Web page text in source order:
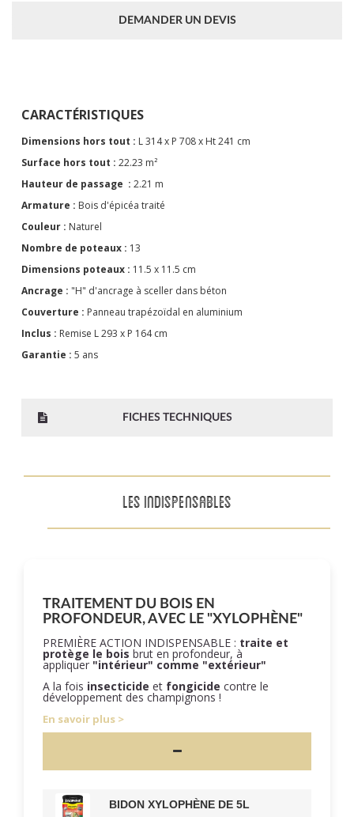
DEMANDER UN DEVIS
CARACTÉRISTIQUES
Dimensions hors tout : L 314 x P 708 x Ht 241 cm
Surface hors tout : 22.23 m²
Hauteur de passage : 2.21 m
Armature : Bois d'épicéa traité
Couleur : Naturel
Nombre de poteaux : 13
Dimensions poteaux : 11.5 x 11.5 cm
Ancrage : "H" d'ancrage à sceller dans béton
Couverture : Panneau trapézoïdal en aluminium
Inclus : Remise L 293 x P 164 cm
Garantie : 5 ans
FICHES TECHNIQUES
LES INDISPENSABLES
TRAITEMENT DU BOIS EN
PROFONDEUR, AVEC LE "XYLOPHÈNE"
PREMIÈRE ACTION INDISPENSABLE : traite et
protège le bois brut en profondeur, à
appliquer "intérieur" comme "extérieur"
A la fois insecticide et fongicide contre le
développement des champignons !
En savoir plus
BIDON XYLOPHÈNE DE 5L